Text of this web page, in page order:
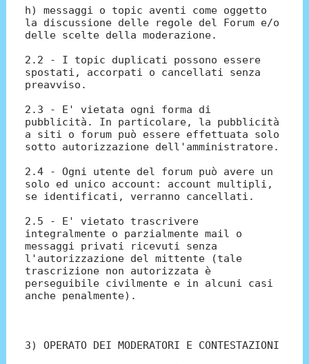
h) messaggi o topic aventi come oggetto
la discussione delle regole del Forum e/o
delle scelte della moderazione.
2.2 - I topic duplicati possono essere
spostati, accorpati o cancellati senza
preavviso.
2.3 - E' vietata ogni forma di
pubblicità. In particolare, la pubblicità
a siti o forum può essere effettuata solo
sotto autorizzazione dell'amministratore.
2.4 - Ogni utente del forum può avere un
solo ed unico account: account multipli,
se identificati, verranno cancellati.
2.5 - E' vietato trascrivere
integralmente o parzialmente mail o
messaggi privati ricevuti senza
l'autorizzazione del mittente (tale
trascrizione non autorizzata è
perseguibile civilmente e in alcuni casi
anche penalmente).
3) OPERATO DEI MODERATORI E CONTESTAZIONI